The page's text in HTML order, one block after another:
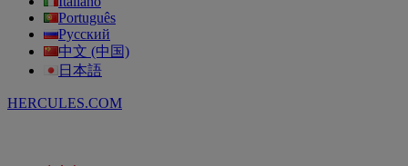
Português
Русский
中文 (中国)
日本語
HERCULES.COM